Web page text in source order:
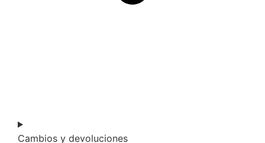
Cambios y devoluciones